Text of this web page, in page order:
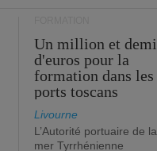
Un million et demi
d'euros pour la
formation dans les
ports toscans
Livourne
L’Autorité portuaire de la
mer Tyrrhénienne